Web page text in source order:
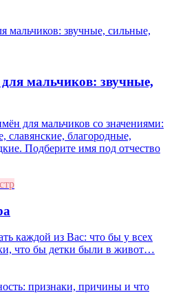
мальчиков: звучные,
для мальчиков со значениями:
славянские, благородные,
Подберите имя под отчество
каждой из Вас: что бы у всех
что бы детки были в живот…